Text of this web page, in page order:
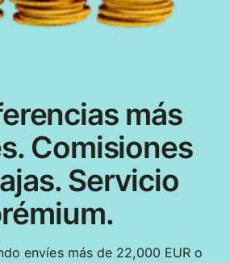
más
Comisiones
Servicio
envíes más de 22,000 EUR o